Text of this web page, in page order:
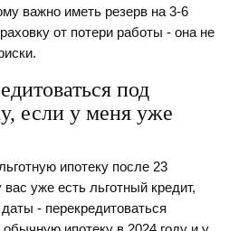
важно иметь резерв на 3-6
от потери работы - она не
под
если у меня уже
ипотеку после 23
уже есть льготный кредит,
- перекредитоваться